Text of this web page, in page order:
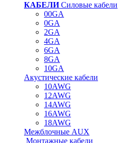
КАБЕЛИСиловые кабели
00GA
0GA
2GA
4GA
6GA
8GA
10GA
Акустические кабели
10AWG
12AWG
14AWG
16AWG
18AWG
Межблочные AUX
Монтажные кабели